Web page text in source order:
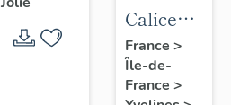
Calice
n°2 et sa
patène
France >
Île-de-
France >